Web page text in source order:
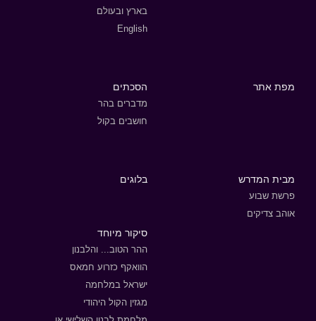
בארץ ובעולם
English
מפת אתר הסכתים
מדברים בהר
חושבים בקול
מבית המדרש
פרשת שבוע
אוהב צדיקים
בלוגים
סיקור מיוחד
ההר הטוב... והלבנון
הוואקף כזרוע חמאס
ישראל במלחמה
מגזין הקול היהודי